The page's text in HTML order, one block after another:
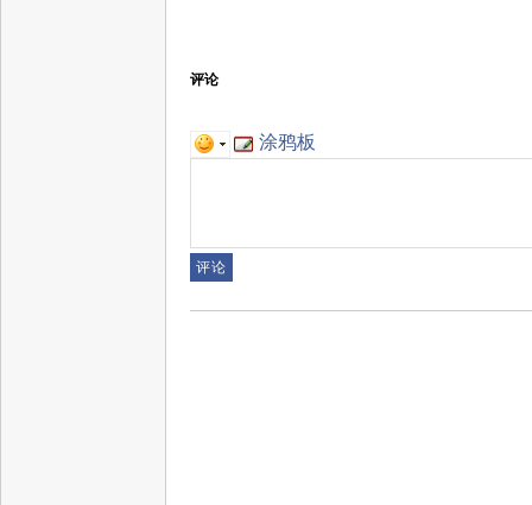
评论
涂鸦板